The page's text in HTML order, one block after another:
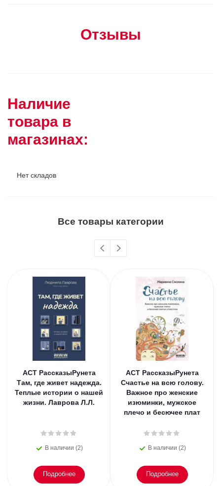
Отзывы
Наличие
товара в
магазинах:
Нет складов
Все товары категории
АСТ РассказыРунета
Там, где живет надежда.
Теплые истории о нашей
жизни. Лаврова Л.Л.
В наличии (2)
Подробнее
АСТ РассказыРунета
Счастье на всю голову.
Важное про женские
изюминки, мужское
плечо и бесючее плат
В наличии (2)
Подробнее